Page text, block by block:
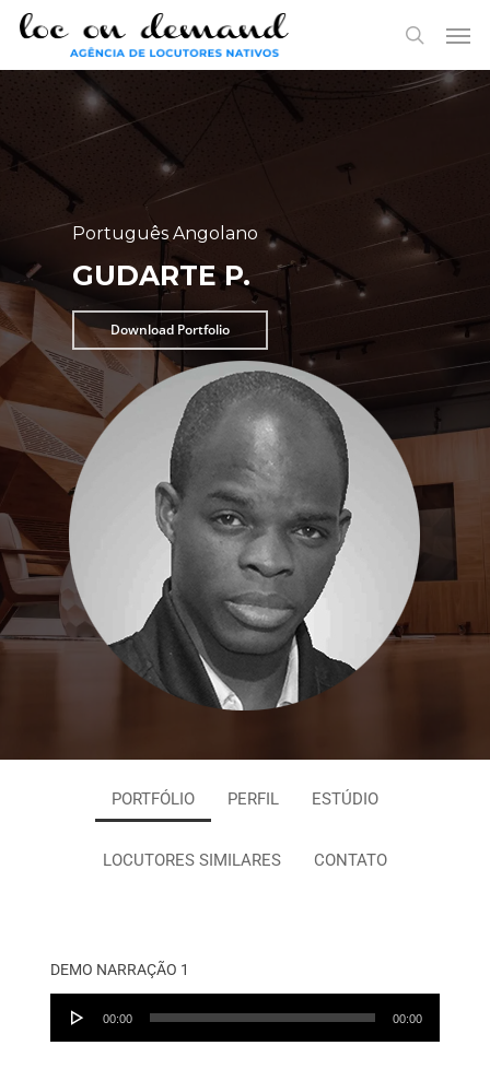
Skip
main
search
Português Angolano
GUDARTE P.
Download Portfolio
PORTFÓLIO PERFIL ESTÚDIO
LOCUTORES SIMILARES CONTATO
DEMO NARRAÇÃO 1
Audio
00:00 00:00